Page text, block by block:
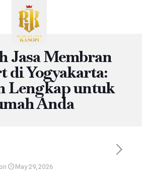
Jasa Membran
di Yogyakarta:
Lengkap untuk
Anda
on May 29, 2026